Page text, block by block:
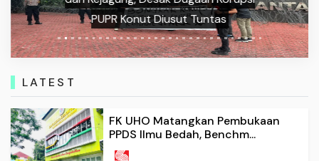
PUPR Konut Diusut Tuntas
LATEST
FK UHO Matangkan Pembukaan
PPDS Ilmu Bedah, Benchm...